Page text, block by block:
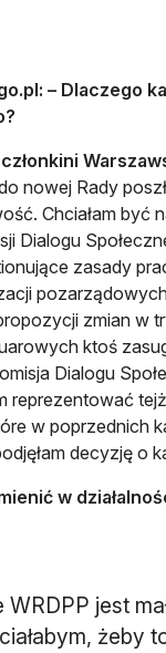
– Dlaczego
nowej Rady
Chciałam
Dialogu
zasady
zmian w
ktoś
Dialogu
reprezentować
w poprzednich
decyzję o
w
jest
żeby